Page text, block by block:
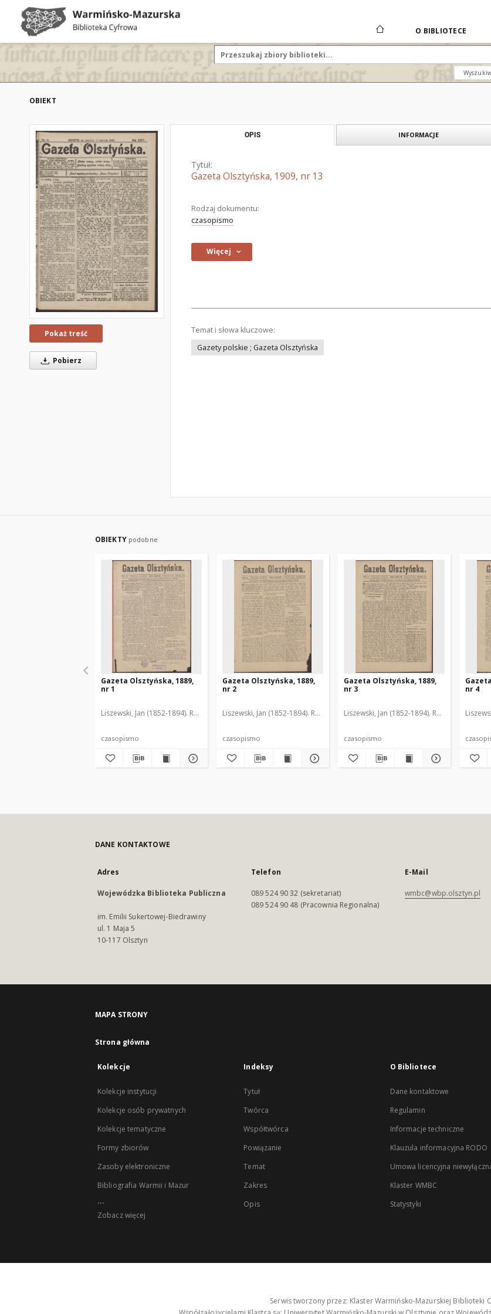
O BIBLIOTECE
OBIEKT
Pokaż treść
Pobierz
OPIS INFORMACJE
Tytuł:
Gazeta Olsztyńska, 1909, nr 13
Rodzaj dokumentu:
czasopismo
Więcej
Temat i słowa kluczowe:
Gazety polskie ; Gazeta Olsztyńska
OBIEKTY podobne
Gazeta Olsztyńska, 1889,
nr 1
Liszewski, Jan (1852-1894). Red.
czasopismo
Gazeta Olsztyńska, 1889,
nr 2
Liszewski, Jan (1852-1894). Red.
czasopismo
Gazeta Olsztyńska, 1889,
nr 3
Liszewski, Jan (1852-1894). Red.
czasopismo
nr 4
DANE KONTAKTOWE
Adres
Wojewódzka Biblioteka Publiczna
im. Emilii Sukertowej-Biedrawiny
ul. 1 Maja 5
10-117 Olsztyn
Telefon
089 524 90 32 (sekretariat)
089 524 90 48 (Pracownia Regionalna)
E-Mail
wmbc@wbp.olsztyn.pl
MAPA STRONY
Strona główna
Kolekcje
Kolekcje instytucji
Kolekcje osób prywatnych
Kolekcje tematyczne
Formy zbiorów
Zasoby elektroniczne
Bibliografia Warmii i Mazur
...
Zobacz więcej
Indeksy
Tytuł
Twórca
Współtwórca
Powiązanie
Temat
Zakres
Opis
O Bibliotece
Dane kontaktowe
Regulamin
Informacje techniczne
Klauzula informacyjna RODO
Umowa licencyjna
Klaster WMBC
Statystyki
Serwis tworzony przez: Klaster Warmińsko-Mazurskiej Biblioteki